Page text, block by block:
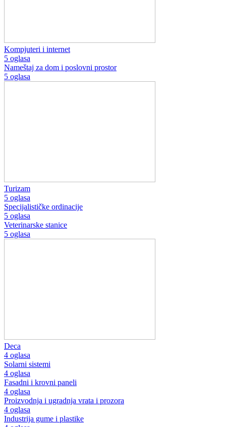
Kompjuteri i internet
5 oglasa
Nameštaj za dom i poslovni prostor
5 oglasa
Turizam
5 oglasa
Specijalističke ordinacije
5 oglasa
Veterinarske stanice
5 oglasa
Deca
4 oglasa
Solarni sistemi
4 oglasa
Fasadni i krovni paneli
4 oglasa
Proizvodnja i ugradnja vrata i prozora
4 oglasa
Industrija gume i plastike